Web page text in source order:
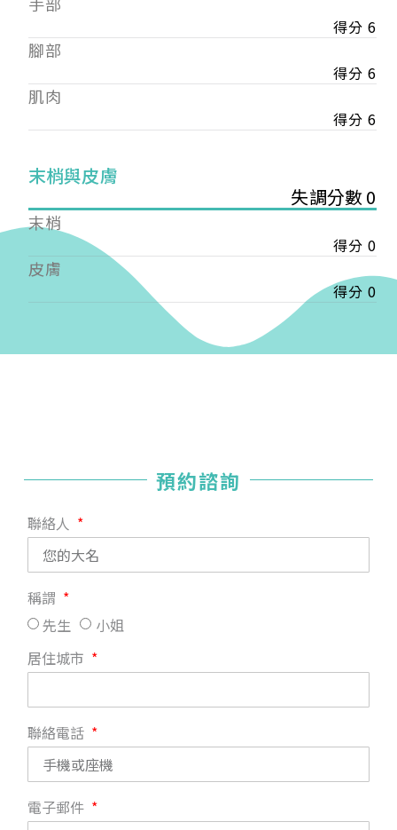
得分 6
腳部
得分 6
肌肉
得分 6
末梢與皮膚
失調分數 0
末梢
得分 0
皮膚
得分 0
預約諮詢
聯絡人
稱謂
先生
小姐
居住城市
聯絡電話
電子郵件
會審核通過後即通知您進行繳費，繳費資訊如下
【會費】
個人會員:
入會費新臺幣1200元，於會員入會時繳納；常年會
費1200元，於每年度繳納。
費3000元，於每年度繳納。
戶名: 社團法人台灣自律神經健康培訓暨發展協會
帳號: 003-03-501566-2
銀行: (013) 國泰世華 南京東路分行